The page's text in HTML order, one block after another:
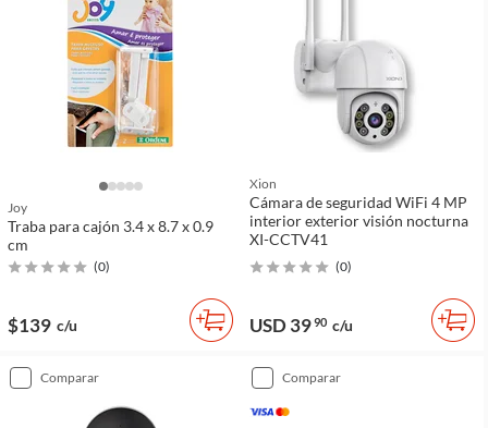
Joy
Traba para cajón 3.4 x 8.7 x 0.9
cm
(0)
$139 c/u
Xion
Cámara de seguridad WiFi 4 MP
interior exterior visión nocturna
XI-CCTV41
(0)
USD 3990 c/u
comparar comparar